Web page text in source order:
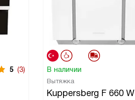
5 (3) В наличии
Вытяжка
Kuppersberg F 660 W